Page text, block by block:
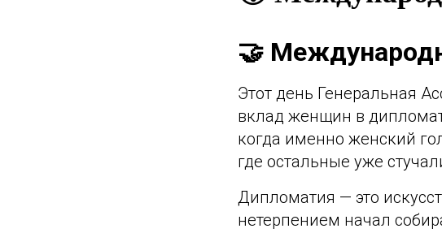
🤝
Этот день Генеральная
вклад женщин в
когда именно женский
где остальные уже
Дипломатия — это
нетерпением начал